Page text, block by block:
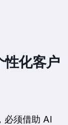
性化客户
必须借助 AI